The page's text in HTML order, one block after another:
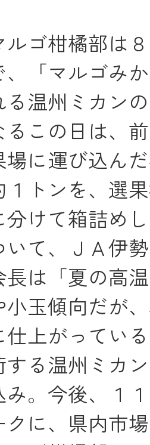
について
店舗・ATM・
メールでのお
ルゴ柑橘部は
、「マルゴみ
る温州ミカン
この日は、
場に運び込ん
１トンを、選
分けて箱詰め
て、ＪＡ伊
長は「夏の高
玉傾向だが
仕上がってい
る温州ミカ
み。今後、１
クに、県内市